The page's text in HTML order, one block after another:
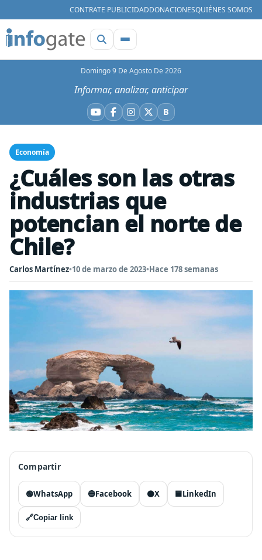
CONTRATE PUBLICIDADDONACIONESQUIÉNES SOMOS
Domingo 9 De Agosto De 2026
Informar, analizar, anticipar
YouTube
Facebook
Instagram
X BBluesky
Economía
¿Cuáles son las otras
industrias que
potencian el norte de
Chile?
Carlos Martínez•10 de marzo de 2023•Hace 178 semanas
Compartir
🟢WhatsApp 🔵Facebook ⚫X 🟦LinkedIn
🔗Copiar link